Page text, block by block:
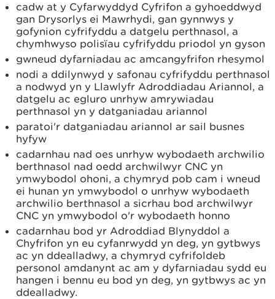
cadw at y Cyfarwyddyd Cyfrifon a gyhoeddwyd
gan Drysorlys ei Mawrhydi, gan gynnwys y
gofynion cyfrifyddu a datgelu perthnasol, a
chymhwyso polisïau cyfrifyddu priodol yn gyson
gwneud dyfarniadau ac amcangyfrifon rhesymol
nodi a ddilynwyd y safonau cyfrifyddu perthnasol
a nodwyd yn y Llawlyfr Adroddiadau Ariannol, a
datgelu ac egluro unrhyw amrywiadau
perthnasol yn y datganiadau ariannol
paratoi'r datganiadau ariannol ar sail busnes
hyfyw
cadarnhau nad oes unrhyw wybodaeth archwilio
berthnasol nad oedd archwilwyr CNC yn
ymwybodol ohoni, a chymryd pob cam i wneud
ei hunan yn ymwybodol o unrhyw wybodaeth
archwilio berthnasol a sicrhau bod archwilwyr
CNC yn ymwybodol o'r wybodaeth honno
cadarnhau bod yr Adroddiad Blynyddol a
Chyfrifon yn eu cyfanrwydd yn deg, yn gytbwys
ac yn ddealladwy, a chymryd cyfrifoldeb
personol amdanynt ac am y dyfarniadau sydd eu
hangen i bennu eu bod yn deg, yn gytbwys ac yn
ddealladwy.